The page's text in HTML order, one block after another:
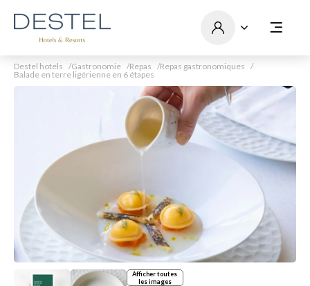
Destel hotels Gastronomie Repas
Repas gastronomiques
Balade en terre ligérienne en 6 étapes
Afficher toutes
les images